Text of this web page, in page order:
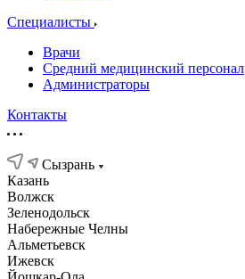
Специалисты
Врачи
Средний медицинский персонал
Администраторы
Контакты
Сызрань
Казань
Волжск
Зеленодольск
Набережные Челны
Альметьевск
Ижевск